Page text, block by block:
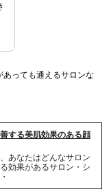
っても通えるサロンな
する美肌効果のある顔
あなたはどんなサロン
効果があるサロン・シ